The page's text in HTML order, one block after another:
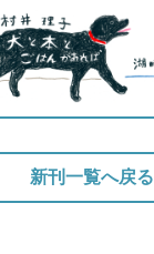
新刊一覧へ戻る